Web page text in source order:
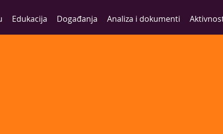
Edukacija Događanja Analiza i dokumenti